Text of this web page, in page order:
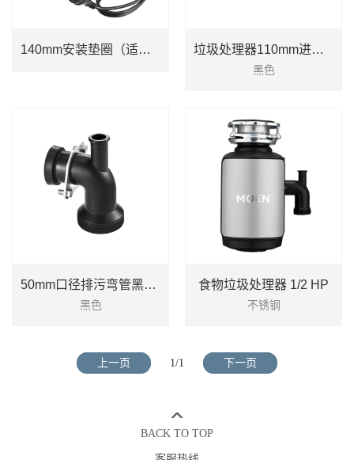
140mm安装垫圈（适配Waste King）PJW1001
DETAILS
垃圾处理器110mm进口处防溅罩PJW1012
黑色
黑色
50mm口径排污弯管黑色PJW1018
黑色
黑色
食物垃圾处理器 1/2 HP
不锈钢
不锈钢
上一页 1/1 下一页
BACK TO TOP